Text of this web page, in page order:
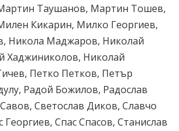
Таушанов, Мартин Тошев,
Кикарин, Милко Георгиев,
Никола Маджаров, Николай
Хаджиниколов, Николай
Петко Петков, Петър
Радой Божилов, Радослав
Светослав Диков, Славчо
Спас Спасов, Станислав